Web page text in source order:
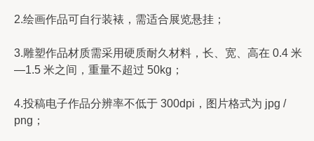
2.绘画作品可自行装裱，需适合展览悬挂；
3.雕塑作品材质需采用硬质耐久材料，长、宽、高在 0.4 米
—1.5 米之间，重量不超过 50kg；
4.投稿电子作品分辨率不低于 300dpi，图片格式为 jpg /
png；